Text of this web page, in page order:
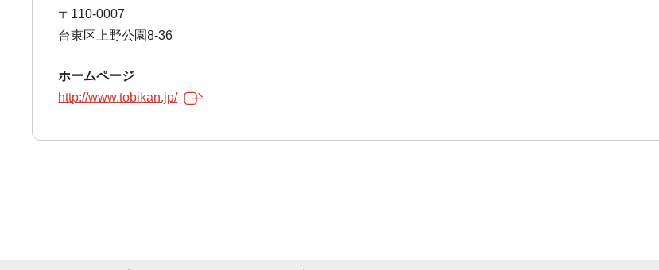
〒110-0007
台東区上野公園8-36
ホームページ
http://www.tobikan.jp/